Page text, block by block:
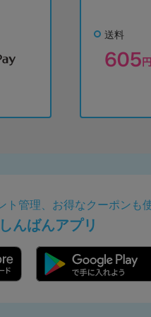
送料
ト管理、お得なクーポンも
んばんアプリ